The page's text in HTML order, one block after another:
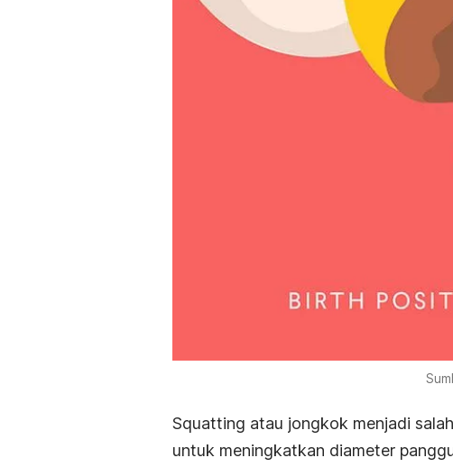
Squatting atau jongkok menjadi
untuk meningkatkan diameter